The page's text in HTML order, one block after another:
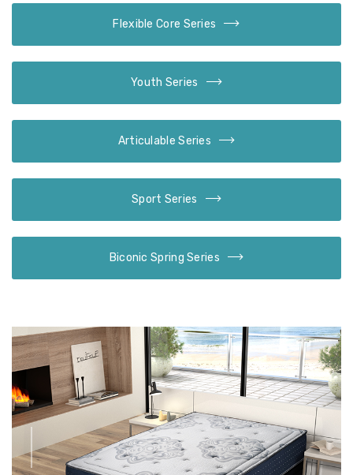
Flexible Core Series
Youth Series
Articulable Series
Sport Series
Biconic Spring Series